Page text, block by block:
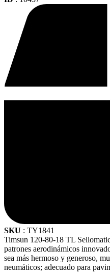
SKU : TY1841
Timsun 120-80-18 TL
patrones aerodinámicos
sea más hermoso y generoso,
neumáticos; adecuado para